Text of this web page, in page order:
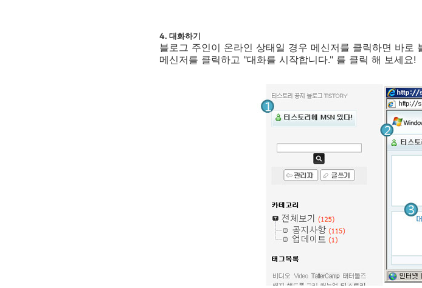
4. 대화하기
블로그 주인이 온라인 상태일 경우 메신저를 클릭하면 바로
메신저를 클릭하고 "대화를 시작합니다." 를 클릭 해 보세요!